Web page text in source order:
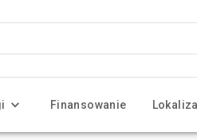
Finansowanie